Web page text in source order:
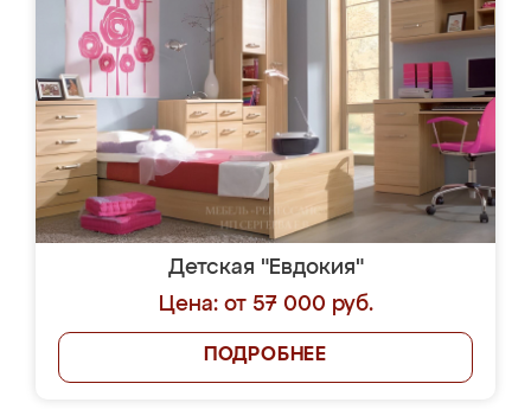
Детская "Евдокия"
Цена: от 57 000 руб.
ПОДРОБНЕЕ